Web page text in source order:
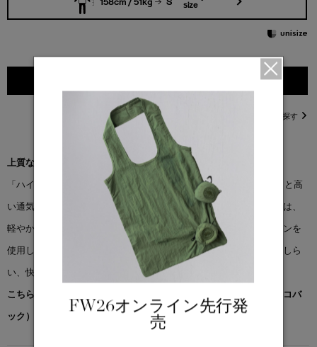
size
直営店在庫を探す
上質なメリノウールに、軽量ダウンの技術を融合。
「ハイブリッジ? ワイド キルト ジャケット」は、卓越した柔らかさと高
い通気性を備えたメリノウールを採用。ダウンを封入したパネルには、
軽やかな保温性とほのかな光沢感をもたらすパフォーマンスナイロンを
使用しています。襟元とウエストには、二重構造のリブニットをあしら
い、快適さと洗練を両立させました。
こちらの商品には先着でノベルティー（オリジナルポケッタブルエコバ
ック）をプレゼント。※なくなり次第終了となります。
FW26オンライン先行発
売